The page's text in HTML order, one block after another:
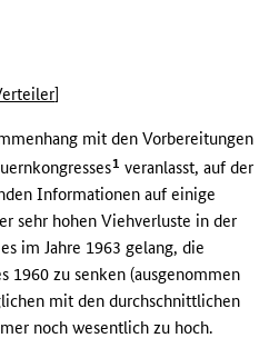
]
mit den Vorbereitungen
1 veranlasst, auf der
Informationen auf einige
sehr hohen Viehverluste in der
im Jahre 1963 gelang, die
1960 zu senken (ausgenommen
mit den durchschnittlichen
noch wesentlich zu hoch.